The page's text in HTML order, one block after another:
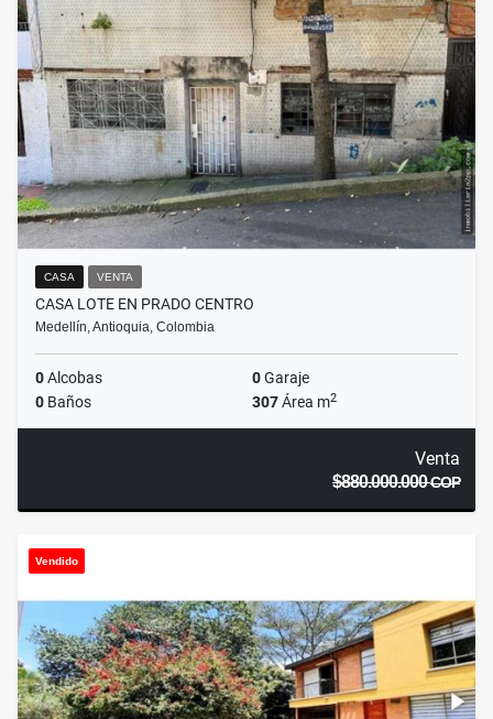
CASA VENTA
CASA LOTE EN PRADO CENTRO
Medellín, Antioquia, Colombia
0Alcobas 0Garaje
0 Baños 307Área m2
Venta
$880.000.000COP
Vendido